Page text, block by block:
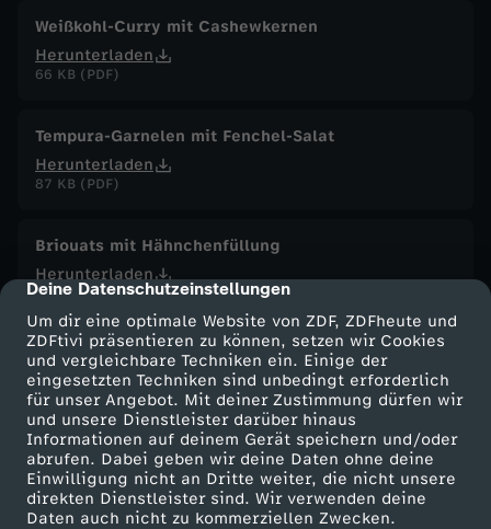
cmp-dialog-description
Deine Datenschutzeinstellungen
Um dir eine optimale Website von ZDF, ZDFheute und
ZDFtivi präsentieren zu können, setzen wir Cookies
und vergleichbare Techniken ein. Einige der
eingesetzten Techniken sind unbedingt erforderlich
für unser Angebot. Mit deiner Zustimmung dürfen wir
und unsere Dienstleister darüber hinaus
Informationen auf deinem Gerät speichern und/oder
abrufen. Dabei geben wir deine Daten ohne deine
Einwilligung nicht an Dritte weiter, die nicht unsere
direkten Dienstleister sind. Wir verwenden deine
Daten auch nicht zu kommerziellen Zwecken.
Weißkohl-Curry mit Cashewkernen
Herunterladen
66 KB (PDF)
Tempura-Garnelen mit Fenchel-Salat
Herunterladen
87 KB (PDF)
Briouats mit Hähnchenfüllung
Herunterladen
16 KB (PDF)
Grünkohl-Gemüsesuppe mit Grünkohlchips
Herunterladen
63 KB (PDF)
Selbstgemachtes Knäckebrot
Herunterladen
191 KB (PDF)